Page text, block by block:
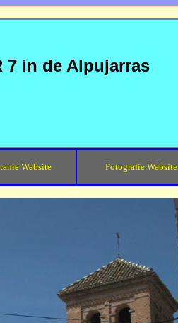
7 in de Alpujarras
Website Fotografie Website